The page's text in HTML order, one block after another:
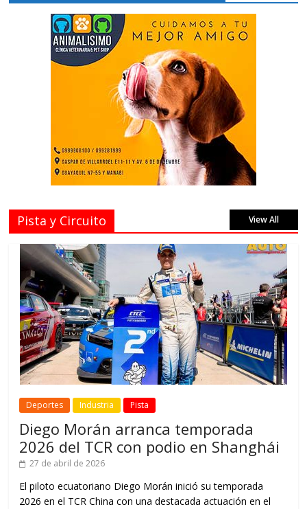
Pista y Circuito View All
Deportes Industria Pista
Diego Morán arranca temporada
2026 del TCR con podio en Shanghái
27 de abril de 2026
El piloto ecuatoriano Diego Morán inició su temporada
2026 en el TCR China con una destacada actuación en el